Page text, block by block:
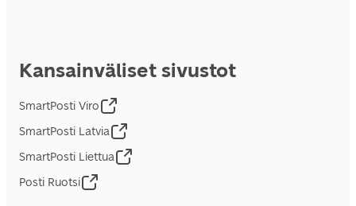
Kansainväliset sivustot
SmartPosti Viro
SmartPosti Latvia
SmartPosti Liettua
Posti Ruotsi